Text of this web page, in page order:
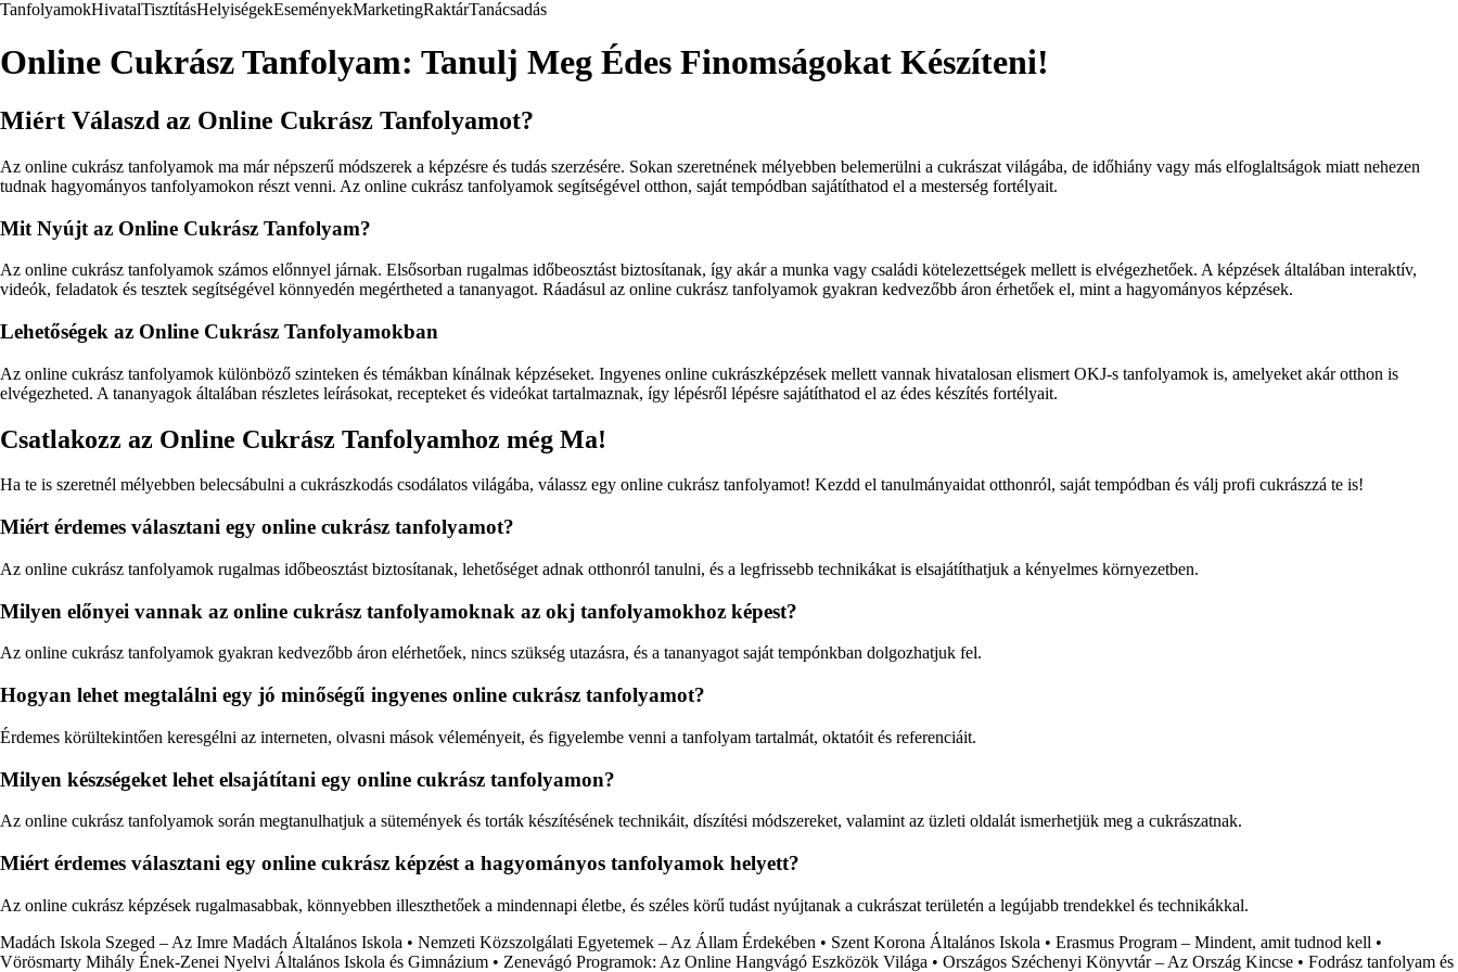
TanfolyamokHivatalTisztításHelyiségekEseményekMarketingRaktárTanácsadás
Online Cukrász Tanfolyam: Tanulj Meg Édes Finomságokat Készíteni!
Miért Válaszd az Online Cukrász Tanfolyamot?
Az online cukrász tanfolyamok ma már népszerű módszerek a képzésre és tudás szerzésére. Sokan szeretnének mélyebben belemerülni a cukrászat világába, de időhiány vagy más elfoglaltságok miatt nehezen
tudnak hagyományos tanfolyamokon részt venni. Az online cukrász tanfolyamok segítségével otthon, saját tempódban sajátíthatod el a mesterség fortélyait.
Mit Nyújt az Online Cukrász Tanfolyam?
Az online cukrász tanfolyamok számos előnnyel járnak. Elsősorban rugalmas időbeosztást biztosítanak, így akár a munka vagy családi kötelezettségek mellett is elvégezhetőek. A képzések általában interaktív,
videók, feladatok és tesztek segítségével könnyedén megértheted a tananyagot. Ráadásul az online cukrász tanfolyamok gyakran kedvezőbb áron érhetőek el, mint a hagyományos képzések.
Lehetőségek az Online Cukrász Tanfolyamokban
Az online cukrász tanfolyamok különböző szinteken és témákban kínálnak képzéseket. Ingyenes online cukrászképzések mellett vannak hivatalosan elismert OKJ-s tanfolyamok is, amelyeket akár otthon is
elvégezheted. A tananyagok általában részletes leírásokat, recepteket és videókat tartalmaznak, így lépésről lépésre sajátíthatod el az édes készítés fortélyait.
Csatlakozz az Online Cukrász Tanfolyamhoz még Ma!
Ha te is szeretnél mélyebben belecsábulni a cukrászkodás csodálatos világába, válassz egy online cukrász tanfolyamot! Kezdd el tanulmányaidat otthonról, saját tempódban és válj profi cukrászzá te is!
Miért érdemes választani egy online cukrász tanfolyamot?
Az online cukrász tanfolyamok rugalmas időbeosztást biztosítanak, lehetőséget adnak otthonról tanulni, és a legfrissebb technikákat is elsajátíthatjuk a kényelmes környezetben.
Milyen előnyei vannak az online cukrász tanfolyamoknak az okj tanfolyamokhoz képest?
Az online cukrász tanfolyamok gyakran kedvezőbb áron elérhetőek, nincs szükség utazásra, és a tananyagot saját tempónkban dolgozhatjuk fel.
Hogyan lehet megtalálni egy jó minőségű ingyenes online cukrász tanfolyamot?
Érdemes körültekintően keresgélni az interneten, olvasni mások véleményeit, és figyelembe venni a tanfolyam tartalmát, oktatóit és referenciáit.
Milyen készségeket lehet elsajátítani egy online cukrász tanfolyamon?
Az online cukrász tanfolyamok során megtanulhatjuk a sütemények és torták készítésének technikáit, díszítési módszereket, valamint az üzleti oldalát ismerhetjük meg a cukrászatnak.
Miért érdemes választani egy online cukrász képzést a hagyományos tanfolyamok helyett?
Az online cukrász képzések rugalmasabbak, könnyebben illeszthetőek a mindennapi életbe, és széles körű tudást nyújtanak a cukrászat területén a legújabb trendekkel és technikákkal.
Madách Iskola Szeged – Az Imre Madách Általános Iskola • Nemzeti Közszolgálati Egyetemek – Az Állam Érdekében • Szent Korona Általános Iskola • Erasmus Program – Mindent, amit tudnod kell •
Vörösmarty Mihály Ének-Zenei Nyelvi Általános Iskola és Gimnázium • Zenevágó Programok: Az Online Hangvágó Eszközök Világa • Országos Széchenyi Könyvtár – Az Ország Kincse • Fodrász tanfolyam és